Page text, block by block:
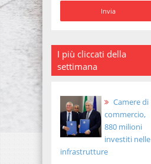
I più cliccati della
settimana
Camere di
commercio,
880 milioni
investiti nelle
infrastrutture